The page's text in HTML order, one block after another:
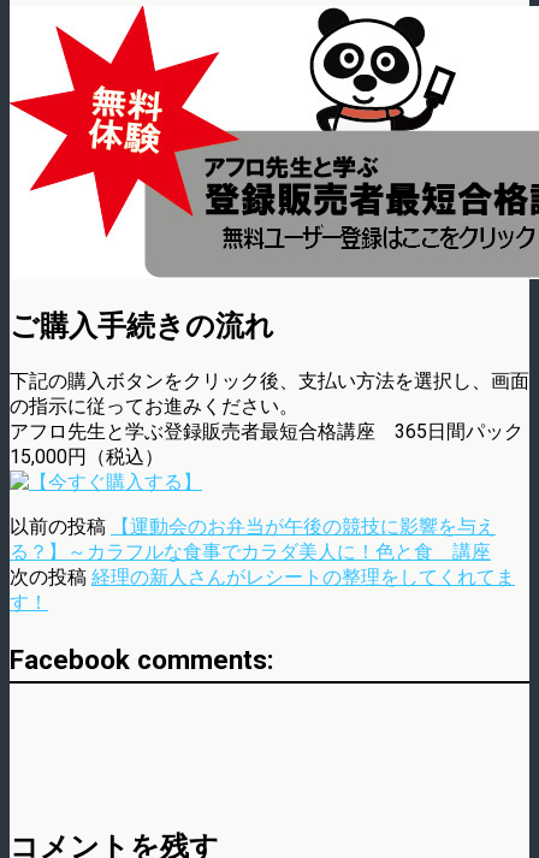
ご購入手続きの流れ
下記の購入ボタンをクリック後、支払い方法を選択し、画面
の指示に従ってお進みください。
アフロ先生と学ぶ登録販売者最短合格講座 365日間パック
15,000円（税込）
以前の投稿
【運動会のお弁当が午後の競技に影響を与え
る？】～カラフルな食事でカラダ美人に！色と食 講座
次の投稿 経理の新人さんがレシートの整理をしてくれてま
す！
Facebook comments:
コメントを残す